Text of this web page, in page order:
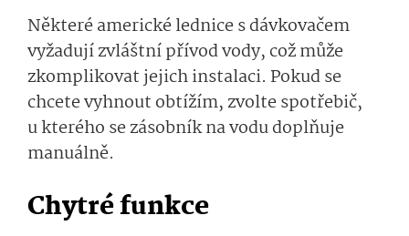
Některé americké lednice s dávkovačem
vyžadují zvláštní přívod vody, což může
zkomplikovat jejich instalaci. Pokud se
chcete vyhnout obtížím, zvolte spotřebič,
u kterého se zásobník na vodu doplňuje
manuálně.
Chytré funkce